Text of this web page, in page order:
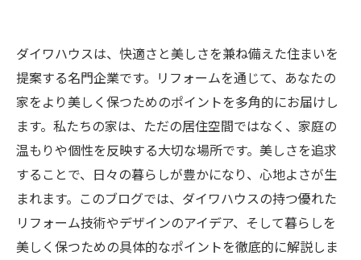
ダイワハウスは、快適さと美しさを兼ね備えた住まいを
提案する名門企業です。リフォームを通じて、あなたの
家をより美しく保つためのポイントを多角的にお届けし
ます。私たちの家は、ただの居住空間ではなく、家庭の
温もりや個性を反映する大切な場所です。美しさを追求
することで、日々の暮らしが豊かになり、心地よさが生
まれます。このブログでは、ダイワハウスの持つ優れた
リフォーム技術やデザインのアイデア、そして暮らしを
美しく保つための具体的なポイントを徹底的に解説しま